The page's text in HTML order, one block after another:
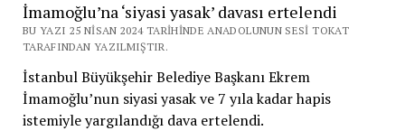
İmamoğlu’na ‘siyasi yasak’ davası ertelendi
BU YAZI 25 NISAN 2024 TARIHINDE ANADOLUNUN SESI TOKAT
TARAFINDAN YAZILMIŞTIR.
İstanbul Büyükşehir Belediye Başkanı Ekrem
İmamoğlu’nun siyasi yasak ve 7 yıla kadar hapis
istemiyle yargılandığı dava ertelendi.